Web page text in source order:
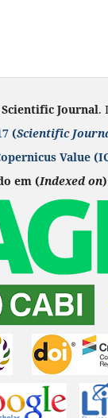
Journal.
(Scientific
Value
em (Indexed on